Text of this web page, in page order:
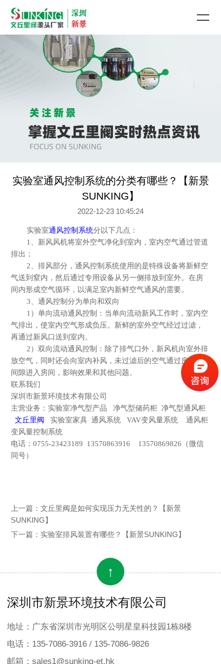
实验室通风控制系统的分类有哪些？【新景
SUNKING】
2022-12-23 10:45:24
实验室通风控制系统分以下几点：
1、新风风机将室外空气净化到室内，室内空气通过管道
排出；
2、排风部分，通风控制系统使用的是特殊设备将新鲜空
气送到窒内，然后通过专用设备从另一侧排放到室外。在房
间内形成空气循环，以满足室内新鲜空气通风的需要。
3、通风控制分为单向和双向
1）单向流动通风控制：当单向流动新风工作时，室内空
气排出，使室内空气形成负压。新鲜的室外空气经过过滤，
再通过新风口送到室内。
2）双向流动通风控制：除了排气口外，新风机向室外排
放空气，同时还会向室内补风，未过滤后的空气通过房间的
间隙进入房间，影响效果和其他问题。
联系我们
深圳市新景环境技术有限公司
主营业务：实验室净气型产品
净气型储药柜 净气型通风柜
文丘里阀
实验室家具 通风系统
VAV变风量系统 通风柜
变风量控制系统
电话： 0755-23423189 13570863916 13570869826（微信
同号）
上一篇： 文丘里阀是如何实现压力无关性的？【新景
SUNKING】
下一篇： 实验室排风装置有哪些？【新景SUNKING】
↑
深圳市新景环境技术有限公司
地址：广东省深圳市光明区公明星皇科技园1栋8楼
电话：135-7086-3916 / 135-7086-9826
邮箱：sales1@sunking-et.hk